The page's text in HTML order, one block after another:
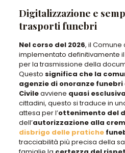
Digitalizzazione e
trasporti funebri
Nel corso del 2026, il Comune
implementato definitivamente il
per latrasmissione della
Questo significa che la
agenzie di onoranze funebri
Civileavviene quasi
cittadini, questo si traduce in
attesa per l’ottenimento del
dell’autorizzazione alla
disbrigo delle pratiche
tracciabilità più precisa della